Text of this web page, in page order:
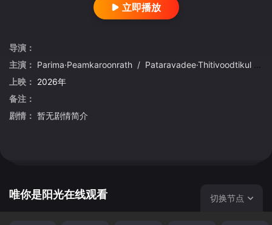
立即播放
导演：
主演： Parima·Peamkaroonrath / Pataravadee·Thitivoodtikul
上映： 2026年
备注：
剧情： 暂无剧情简介
唯你是阳光在线观看 切换节点